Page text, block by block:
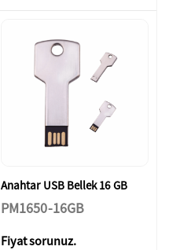
Anahtar USB Bellek 16 GB
PM1650-16GB
Fiyat sorunuz.